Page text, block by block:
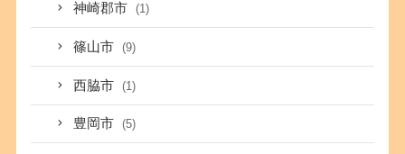
神崎郡市 (1)
篠山市 (9)
西脇市 (1)
豊岡市 (5)